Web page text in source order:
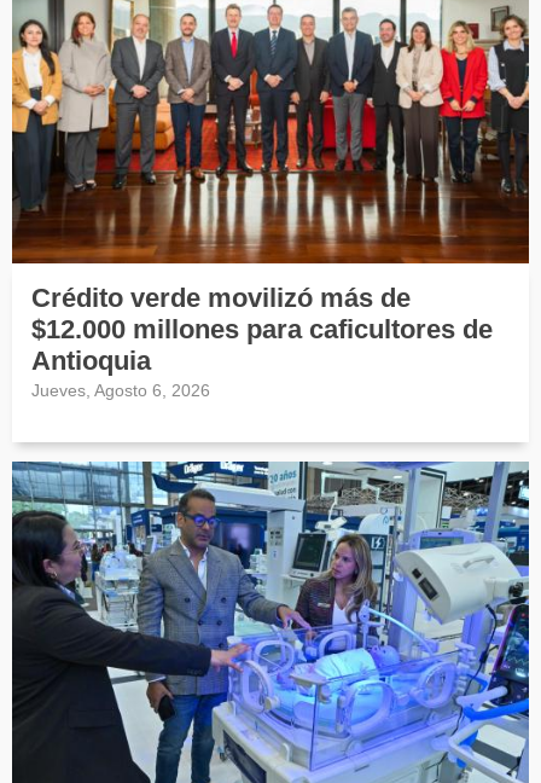
Crédito verde movilizó más de
$12.000 millones para caficultores de
Antioquia
Jueves, Agosto 6, 2026